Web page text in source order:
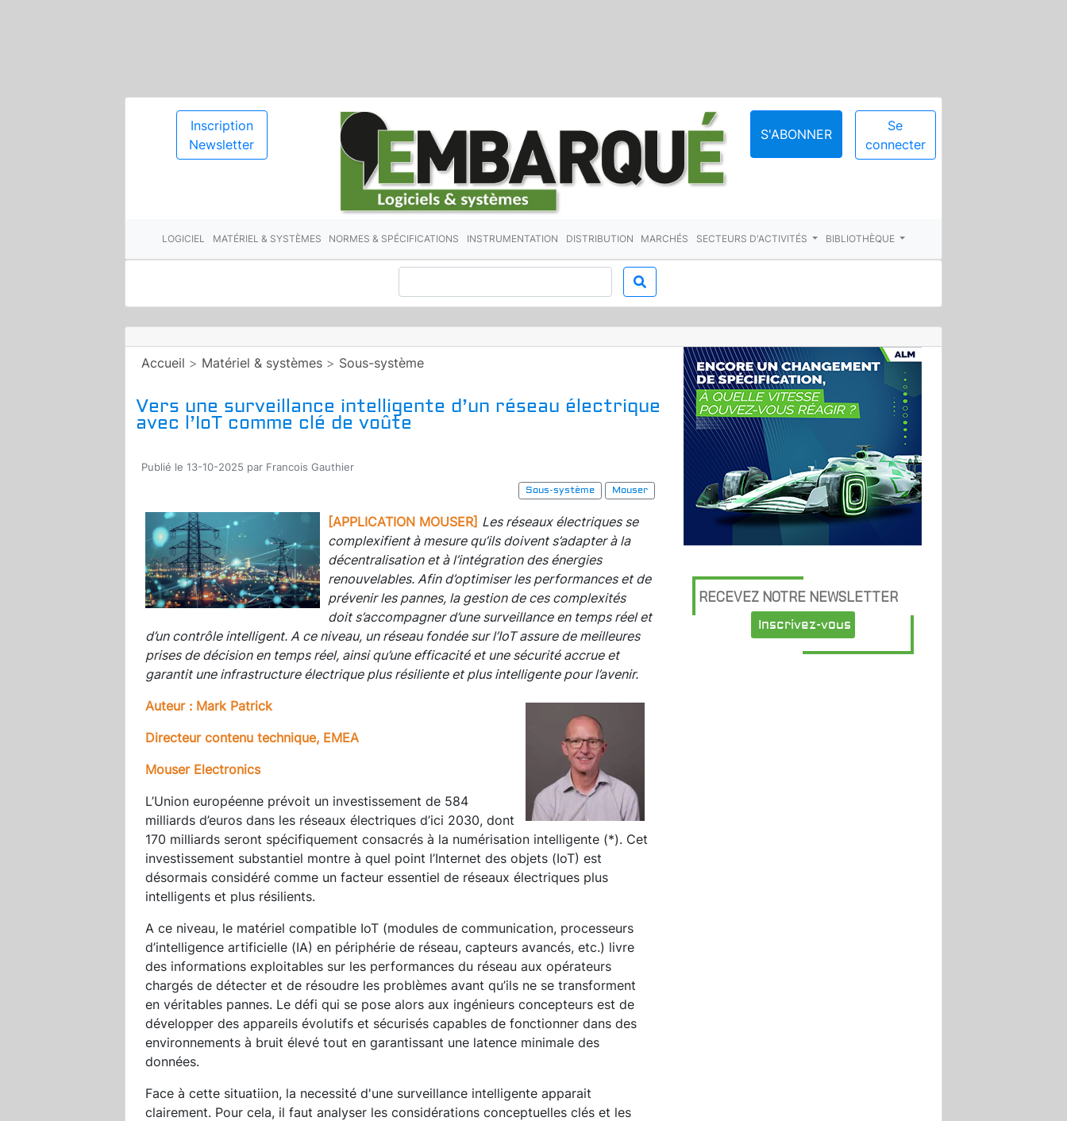
Inscription
Newsletter
S'ABONNER
Se
connecter
LOGICIEL MATÉRIEL & SYSTÈMES NORMES & SPÉCIFICATIONS INSTRUMENTATION DISTRIBUTION MARCHÉS SECTEURS D'ACTIVITÉS BIBLIOTHÈQUE
Accueil > Matériel & systèmes > Sous-système
Vers une surveillance intelligente d’un réseau électrique
avec l’IoT comme clé de voûte
Publié le 13-10-2025 par Francois Gauthier
Sous-système
Mouser
[APPLICATION MOUSER] Les réseaux électriques se
complexifient à mesure qu’ils doivent s’adapter à la
décentralisation et à l’intégration des énergies
renouvelables. Afin d’optimiser les performances et de
prévenir les pannes, la gestion de ces complexités
doit s’accompagner d’une surveillance en temps réel et
d’un contrôle intelligent. A ce niveau, un réseau fondée sur l’IoT assure de meilleures
prises de décision en temps réel, ainsi qu’une efficacité et une sécurité accrue et
garantit une infrastructure électrique plus résiliente et plus intelligente pour l’avenir.
Auteur : Mark Patrick
Directeur contenu technique, EMEA
Mouser Electronics
L’Union européenne prévoit un investissement de 584
milliards d’euros dans les réseaux électriques d’ici 2030, dont
170 milliards seront spécifiquement consacrés à la numérisation intelligente (*). Cet
investissement substantiel montre à quel point l’Internet des objets (IoT) est
désormais considéré comme un facteur essentiel de réseaux électriques plus
intelligents et plus résilients.
A ce niveau, le matériel compatible IoT (modules de communication, processeurs
d’intelligence artificielle (IA) en périphérie de réseau, capteurs avancés, etc.) livre
des informations exploitables sur les performances du réseau aux opérateurs
chargés de détecter et de résoudre les problèmes avant qu’ils ne se transforment
en véritables pannes. Le défi qui se pose alors aux ingénieurs concepteurs est de
développer des appareils évolutifs et sécurisés capables de fonctionner dans des
environnements à bruit élevé tout en garantissant une latence minimale des
données.
Face à cette situatiion, la necessité d'une surveillance intelligente apparait
clairement. Pour cela, il faut analyser les considérations conceptuelles clés et les
RECEVEZ NOTRE NEWSLETTER
Inscrivez-vous